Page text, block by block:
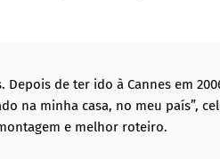
Depois de ter ido à Cannes em
na minha casa, no meu país”,
e melhor roteiro.